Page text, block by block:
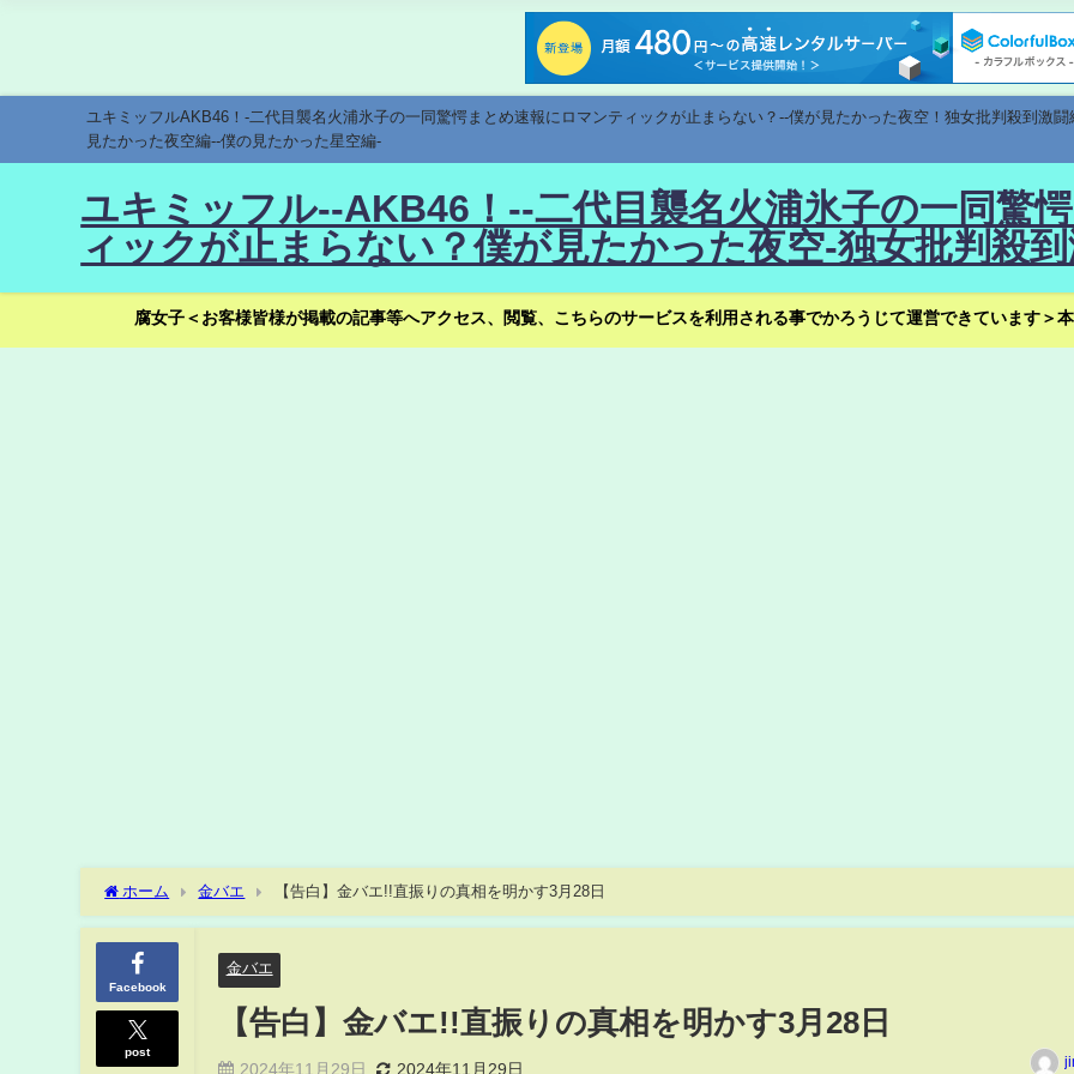
ユキミッフルAKB46！-二代目襲名火浦氷子の一同驚愕まとめ速報にロマンティックが止まらない？--僕が見たかった夜空！独女批判殺到激
見たかった夜空編--僕の見たかった星空編-
ユキミッフル--AKB46！--二代目襲名火浦氷子の一同驚
ィックが止まらない？僕が見たかった夜空-独女批判殺
腐女子＜お客様皆様が掲載の記事等へアクセス、閲覧、こちらのサービスを利用される事でかろうじて運営できています＞
ホーム 金バエ 【告白】金バエ!!直振りの真相を明かす3月28日
Facebook
post
金バエ
【告白】金バエ!!直振りの真相を明かす3月28日
2024年11月29日 2024年11月29日